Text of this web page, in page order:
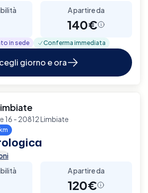
A partire da
140€
in sede Conferma immediata
giorno e ora
16 - 20812 Limbiate
A partire da
120€